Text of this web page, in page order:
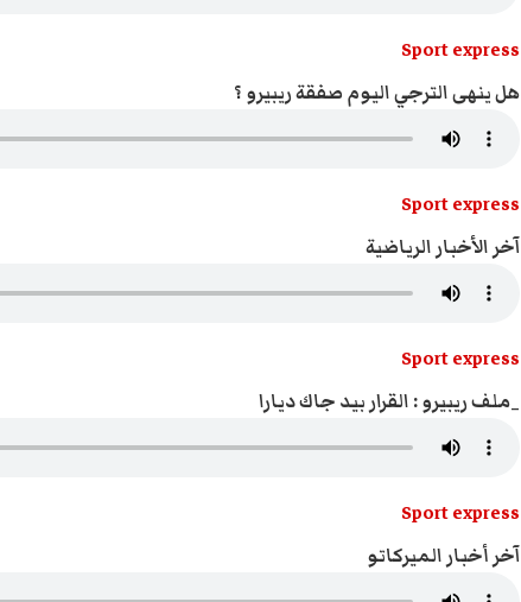
Sport express
هل ينهى الترجي اليوم صفقة ريبيرو ؟
Sport express
آخر الأخبار الرياضية
Sport express
_ملف ريبيرو : القرار بيد جاك ديارا
Sport express
آخر أخبار الميركاتو